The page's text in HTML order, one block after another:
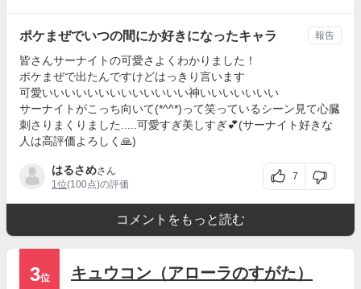
ポケまぜでいつの間にか好きになったキャラ
皆さんサーナイトの可愛さよくわかりました！
ポケまぜで出たんですけどはっきり言います
可愛いいいいいいいいいいいいい神いいいいいいい
サーナイトがこっち向いて(*^^*)って笑っているシーン見て心臓
刺さりまくりました.....可愛すぎ美しすぎ︎‪💕︎(サーナイト好きな
人は高評価よろしく🙏)
はるさめさん
1位(100点)の評価
7
報告
コメントをもっと読む
3位
キュウコン（アローラのすがた）